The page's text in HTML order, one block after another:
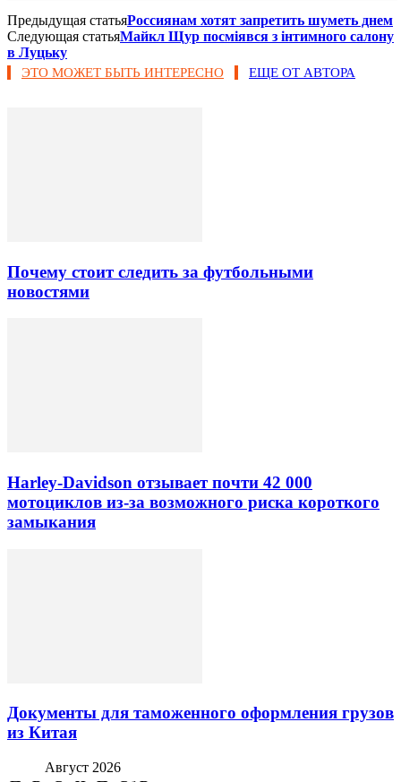
Предыдущая статьяРоссиянам хотят запретить шуметь днем
Следующая статьяМайкл Щур посміявся з інтимного салону
в Луцьку
ЭТО МОЖЕТ БЫТЬ ИНТЕРЕСНО ЕЩЕ ОТ АВТОРА
Почему стоит следить за футбольными
новостями
Harley-Davidson отзывает почти 42 000
мотоциклов из-за возможного риска короткого
замыкания
Документы для таможенного оформления грузов
из Китая
Август 2026